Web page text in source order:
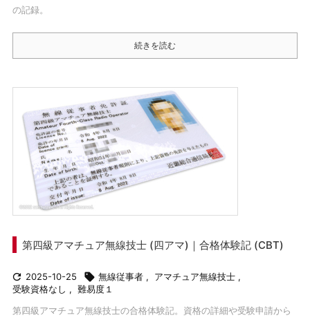
の記録。
続きを読む
第四級アマチュア無線技士 (四アマ)｜合格体験記 (CBT)
 2025-10-25  無線従事者 , アマチュア無線技士 ,
受験資格なし , 難易度１
第四級アマチュア無線技士の合格体験記。資格の詳細や受験申請から